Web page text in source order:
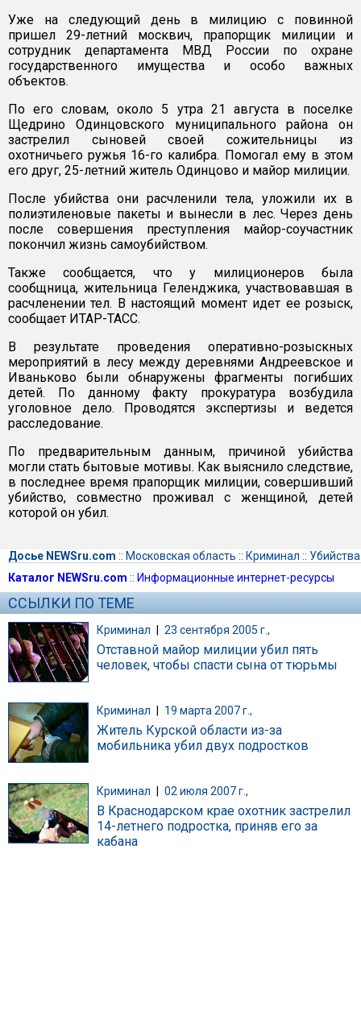
Уже на следующий день в милицию с повинной
пришел 29-летний москвич, прапорщик милиции и
сотрудник департамента МВД России по охране
государственного имущества и особо важных
объектов.
По его словам, около 5 утра 21 августа в поселке
Щедрино Одинцовского муниципального района он
застрелил сыновей своей сожительницы из
охотничьего ружья 16-го калибра. Помогал ему в этом
его друг, 25-летний житель Одинцово и майор милиции.
После убийства они расчленили тела, уложили их в
полиэтиленовые пакеты и вынесли в лес. Через день
после совершения преступления майор-соучастник
покончил жизнь самоубийством.
Также сообщается, что у милиционеров была
сообщница, жительница Геленджика, участвовавшая в
расчленении тел. В настоящий момент идет ее розыск,
сообщает ИТАР-ТАСС.
В результате проведения оперативно-розыскных
мероприятий в лесу между деревнями Андреевское и
Иваньково были обнаружены фрагменты погибших
детей. По данному факту прокуратура возбудила
уголовное дело. Проводятся экспертизы и ведется
расследование.
По предварительным данным, причиной убийства
могли стать бытовые мотивы. Как выяснило следствие,
в последнее время прапорщик милиции, совершивший
убийство, совместно проживал с женщиной, детей
которой он убил.
Досье NEWSru.com :: Московская область :: Криминал :: Убийства
Каталог NEWSru.com :: Информационные интернет-ресурсы
ССЫЛКИ ПО ТЕМЕ
Криминал | 23 сентября 2005 г.,
Отставной майор милиции убил пять
человек, чтобы спасти сына от тюрьмы
Криминал 19 марта 2007 г.,
Житель Курской области из-за
мобильника убил двух подростков
Криминал 02 июля 2007 г.,
В Краснодарском крае охотник застрелил
14-летнего подростка, приняв его за
кабана